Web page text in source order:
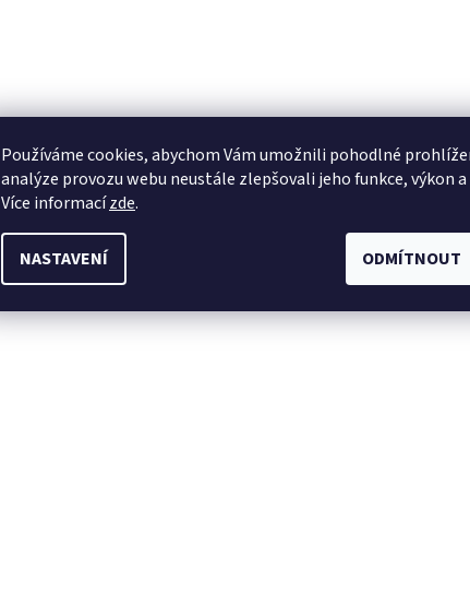
Používáme cookies, abychom Vám umožnili pohodlné
analýze provozu webu neustále zlepšovali jeho funkce, výkon
Více informacízde.
NASTAVENÍ ODMÍTNOUT